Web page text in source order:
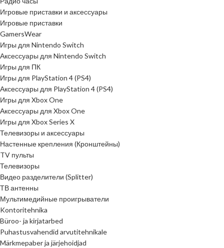
Игровые приставки и аксессуары
Игровые приставки
GamersWear
Игры для Nintendo Switch
Аксессуары для Nintendo Switch
Игры для ПК
Игры для PlayStation 4 (PS4)
Аксессуары для PlayStation 4 (PS4)
Игры для Xbox One
Аксессуары для Xbox One
Игры для Xbox Series X
Телевизоры и аксессуары
Настенные крепления (Кронштейны)
TV пульты
Телевизоры
Видео разделители (Splitter)
ТВ антенны
Мультимедийные проигрыватели
Kontoritehnika
Büroo- ja kirjatarbed
Puhastusvahendid arvutitehnikale
Märkmepaber ja järjehoidjad